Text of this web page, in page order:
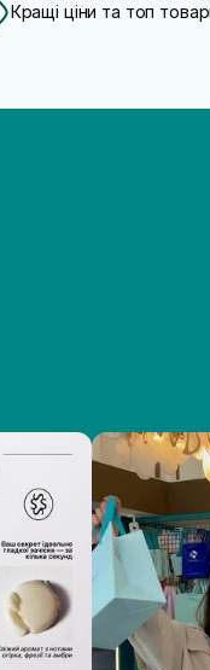
Кращі ціни та топ